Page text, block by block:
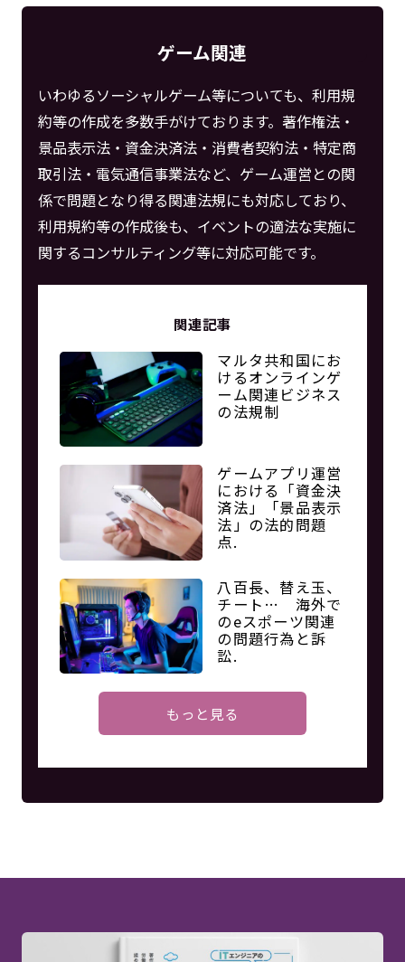
ゲーム関連
いわゆるソーシャルゲーム等についても、利用規
約等の作成を多数手がけております。著作権法・
景品表示法・資金決済法・消費者契約法・特定商
取引法・電気通信事業法など、ゲーム運営との関
係で問題となり得る関連法規にも対応しており、
利用規約等の作成後も、イベントの適法な実施に
関するコンサルティング等に対応可能です。
関連記事
マルタ共和国にお
けるオンラインゲ
ーム関連ビジネス
の法規制
ゲームアプリ運営
における「資金決
済法」「景品表示
法」の法的問題
点.
八百長、替え玉、
チート… 海外で
のeスポーツ関連
の問題行為と訴
訟.
もっと見る